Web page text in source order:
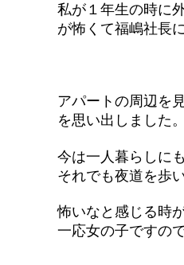
私が１年生の時に
が怖くて福嶋社長
アパートの周辺を
を思い出しました
今は一人暮らしに
それでも夜道を歩
怖いなと感じる時
一応女の子ですの